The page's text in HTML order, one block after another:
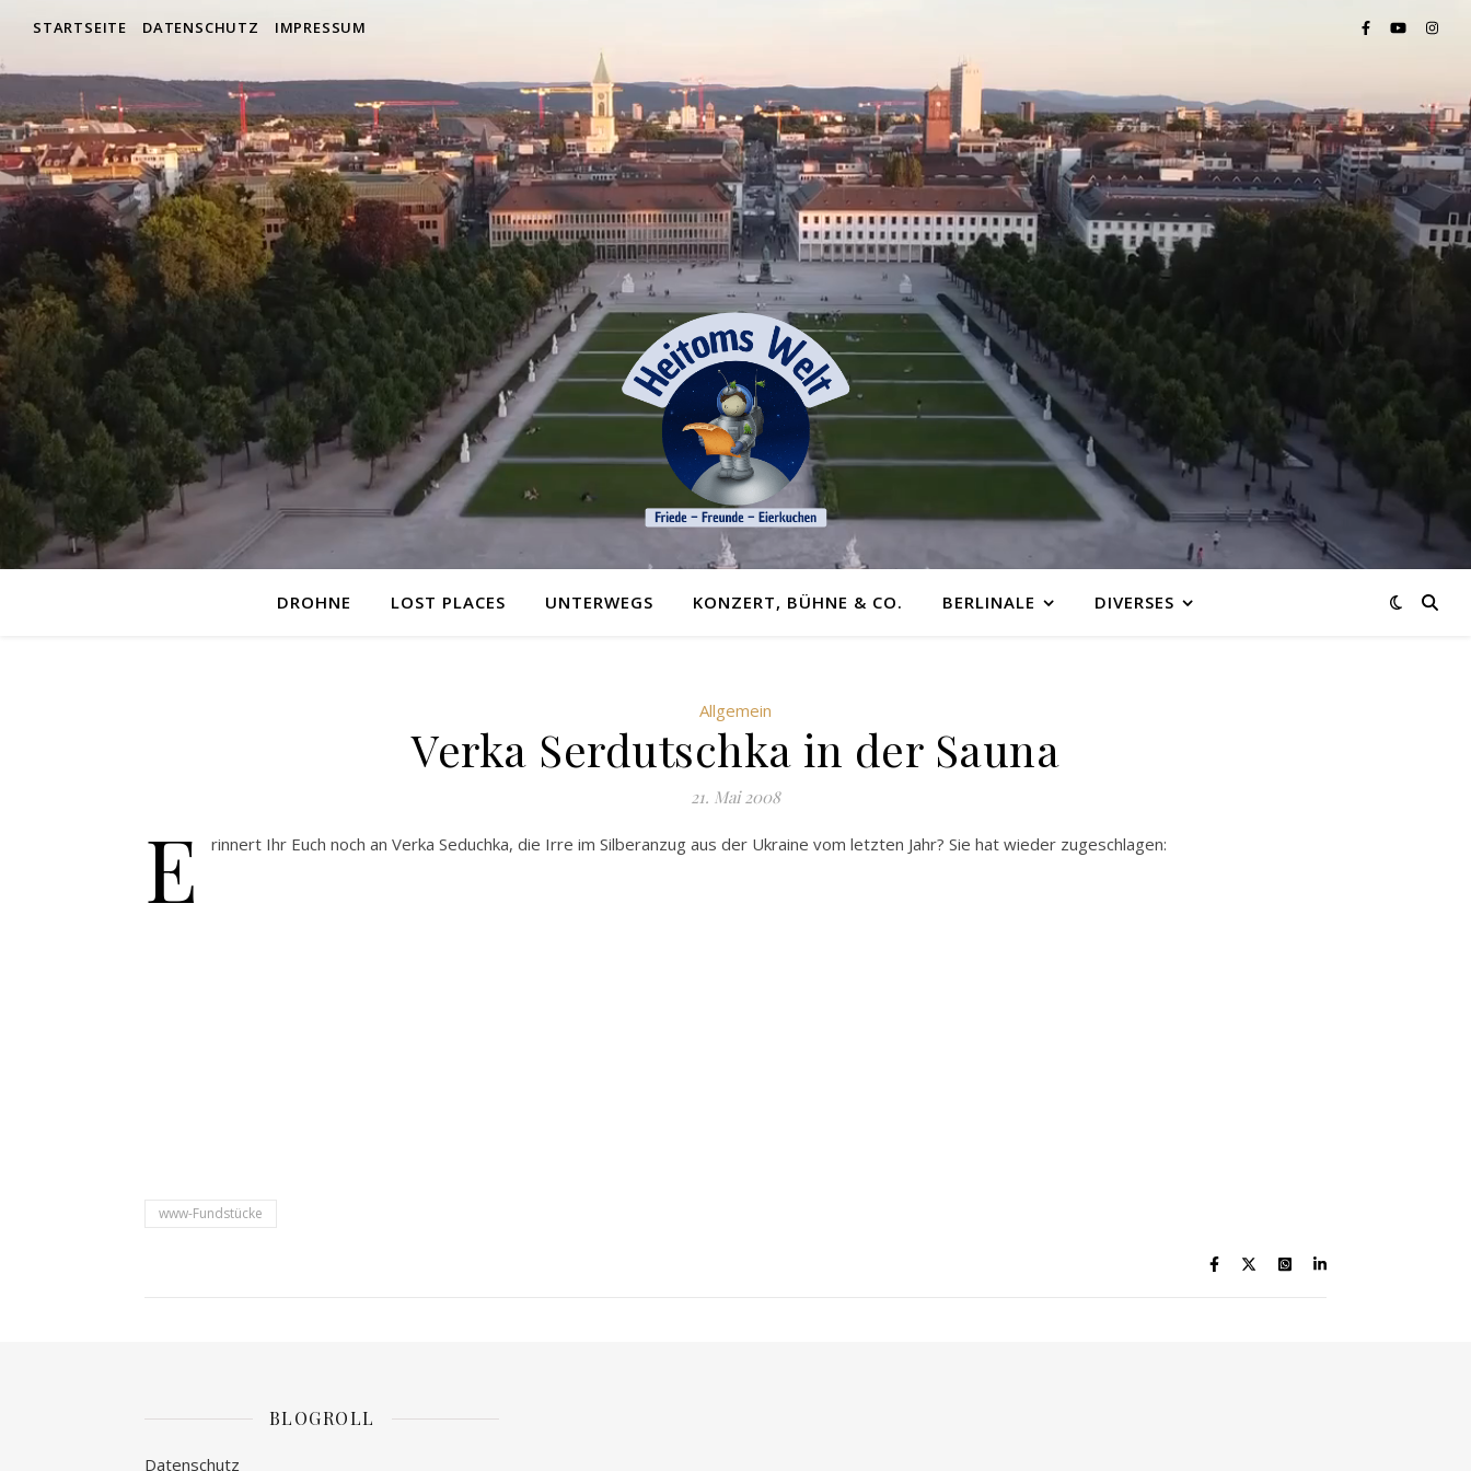
STARTSEITE DATENSCHUTZ IMPRESSUM
DROHNE LOST PLACES UNTERWEGS KONZERT, BÜHNE & CO. BERLINALE DIVERSES
Allgemein
Verka Serdutschka in der Sauna
21. Mai 2008
E rinnert Ihr Euch noch an Verka Seduchka, die Irre im Silberanzug aus der Ukraine vom letzten Jahr? Sie hat wieder zugeschlagen:
www-Fundstücke
BLOGROLL
Datenschutz